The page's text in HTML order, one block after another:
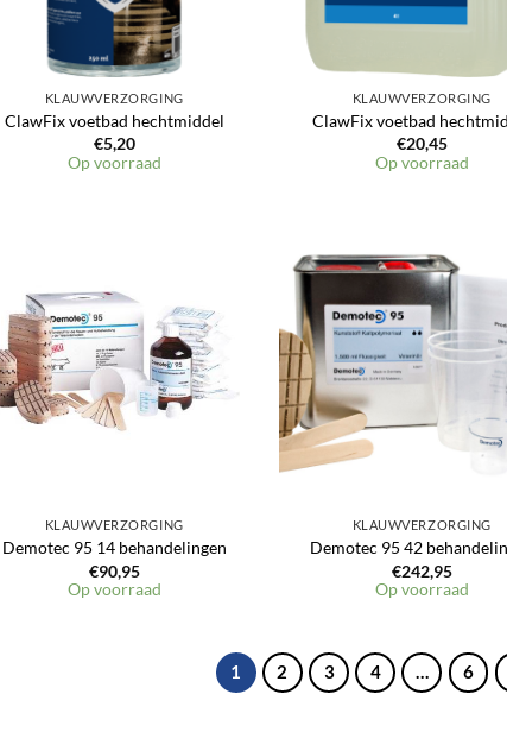
KLAUWVERZORGING
ClawFix voetbad hechtmiddel
€5,20
Op voorraad
KLAUWVERZORGING
ClawFix voetbad
€20,45
Op voorraad
verlanglijst
KLAUWVERZORGING
Demotec 95 14 behandelingen
€90,95
Op voorraad
KLAUWVERZORGING
Demotec 95 42
€242,95
Op voorraad
1 2 3 4 … 6